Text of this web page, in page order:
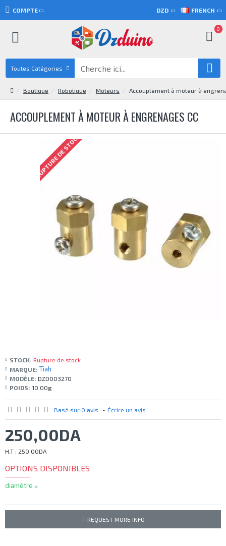
COMPTE DZD FRENCH
0
Toutes Catégories
Boutique Robotique Moteurs Accouplement à moteur à
ACCOUPLEMENT À MOTEUR À ENGRENAGES CC
RUPTURE DE STOCK
STOCK: Rupture de stock
MARQUE: Tiah
MODÈLE: DZD003270
POIDS: 10.00g
Basé sur 0 avis. - Écrire un avis
250,00DA
H.T : 250,00DA
OPTIONS DISPONIBLES
diamètre
REQUEST MORE INFO